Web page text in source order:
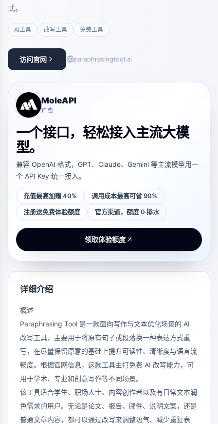
式。
AI工具 改写工具 免费工具
访问官网 paraphrasingtool.ai
MoleAPI
广告
一个接口，轻松接入主流大模
型。
兼容 OpenAI 格式，GPT、Claude、Gemini 等主流模型用一
个 API Key 统一接入。
充值最高加赠 40% 调用成本最高可省 90%
注册送免费体验额度 官方渠道，额度 0 掺水
领取体验额度
详细介绍
概述
Paraphrasing Tool 是一款面向写作与文本优化场景的 AI
改写工具，主要用于将原有句子或段落换一种表达方式重
写，在尽量保留原意的基础上提升可读性、清晰度与语言流
畅度。根据官网信息，这款工具主打免费 AI 改写能力，可
用于学术、专业和创意写作等不同场景。
该工具适合学生、职场人士、内容创作者以及有日常文本润
色需求的用户。无论是论文、报告、邮件、说明文案，还是
普通文章内容，都可以通过改写来调整语气、减少重复表